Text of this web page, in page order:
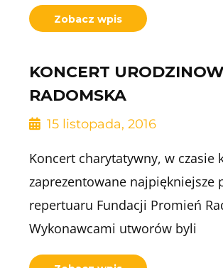
Zobacz wpis
KONCERT
RADOMSKA
15 listopada, 2016
Koncert charytatywny, w czasie
zaprezentowane najpiękniejsze
repertuaru Fundacji Promień
Wykonawcami utworów byli